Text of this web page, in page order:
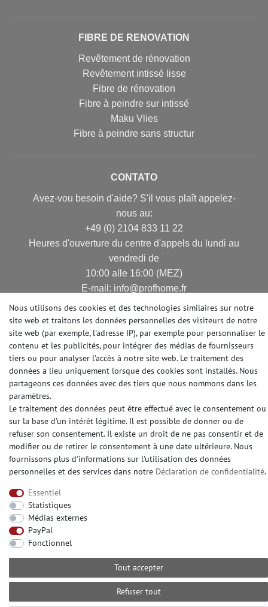
FIBRE DE RENOVATION
Revêtement de rénovation
Revêtement intissé lisse
Fibre de rénovation
Fibre à peindre sur intissé
Maku Vlies
Fibre à peindre sans structur
CONTATO
Avez-vou besoin d'aide? S'il vous plaît appelez-
nous au:
+49 (0) 2104 833 11 22
Heures d'ouverture du centre d'appels du lundi au
vendredi de
10:00 alle 16:00 (MEZ)
E-mail: info@profhome.fr
MODES DE PAIEMENT
© Copyright 2026 | e-Delux GmbH
Nous utilisons des cookies et des technologies similaires sur notre
site web et traitons les données personnelles des visiteurs de notre
site web (par exemple, l'adresse IP), par exemple pour personnaliser le
contenu et les publicités, pour intégrer des médias de fournisseurs
tiers ou pour analyser l'accès à notre site web. Le traitement des
données a lieu uniquement lorsque des cookies sont installés. Nous
partageons ces données avec des tiers que nous nommons dans les
paramètres.
Le traitement des données peut être effectué avec le consentement ou
sur la base d'un intérêt légitime. Il est possible de donner ou de
refuser son consentement. Il existe un droit de ne pas consentir et de
modifier ou de retirer le consentement à une date ultérieure. Nous
fournissons plus d'informations sur l'utilisation des données
personnelles et des services dans notre Déclaration de confidentialité.
Essentiel
Statistiques
Médias externes
PayPal
Fonctionnel
Tout accepter
Refuser tout